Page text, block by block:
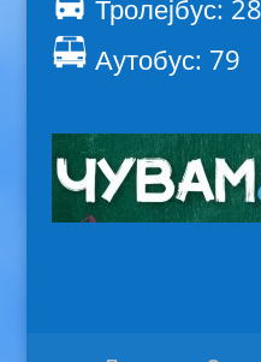
Тролејбус:
Аутобус: 79